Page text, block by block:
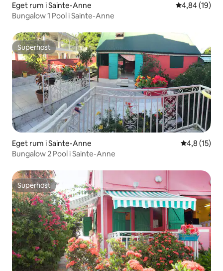
Eget rum i Sainte-Anne 4,84 av 5 i
4,84 (19)
Bungalow 1 Pool i Sainte-Anne
Superhost
Superhost
Eget rum i Sainte-Anne 4,8 av 5 i
4,8 (15)
Bungalow 2 Pool i Sainte-Anne
Superhost
Superhost